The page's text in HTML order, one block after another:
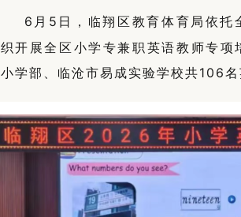
6 月 5 日，临翔区教育体育局依
织开展全区小学专兼职英语教师专
小学部、临沧市易成实验学校共106